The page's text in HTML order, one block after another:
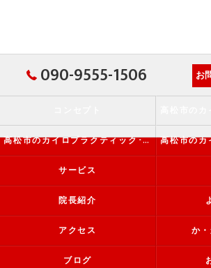
090-9555-1506 お
高松市のカイロプラクティック･か・から～ず施術院の評判
サービス
院長紹介
アクセス か
ブログ